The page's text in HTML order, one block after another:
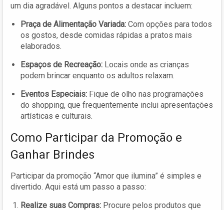
um dia agradável. Alguns pontos a destacar incluem:
Praça de Alimentação Variada: Com opções para todos
os gostos, desde comidas rápidas a pratos mais
elaborados.
Espaços de Recreação: Locais onde as crianças
podem brincar enquanto os adultos relaxam.
Eventos Especiais: Fique de olho nas programações
do shopping, que frequentemente inclui apresentações
artísticas e culturais.
Como Participar da Promoção e
Ganhar Brindes
Participar da promoção “Amor que ilumina” é simples e
divertido. Aqui está um passo a passo:
Realize suas Compras: Procure pelos produtos que